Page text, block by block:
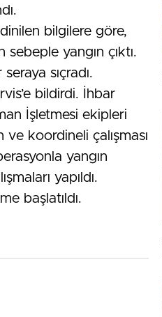
bilgilere göre,
yangın çıktı.
sıçradı.
bildirdi. İhbar
İşletmesi ekipleri
koordineli çalışması
yangın
yapıldı.
başlatıldı.